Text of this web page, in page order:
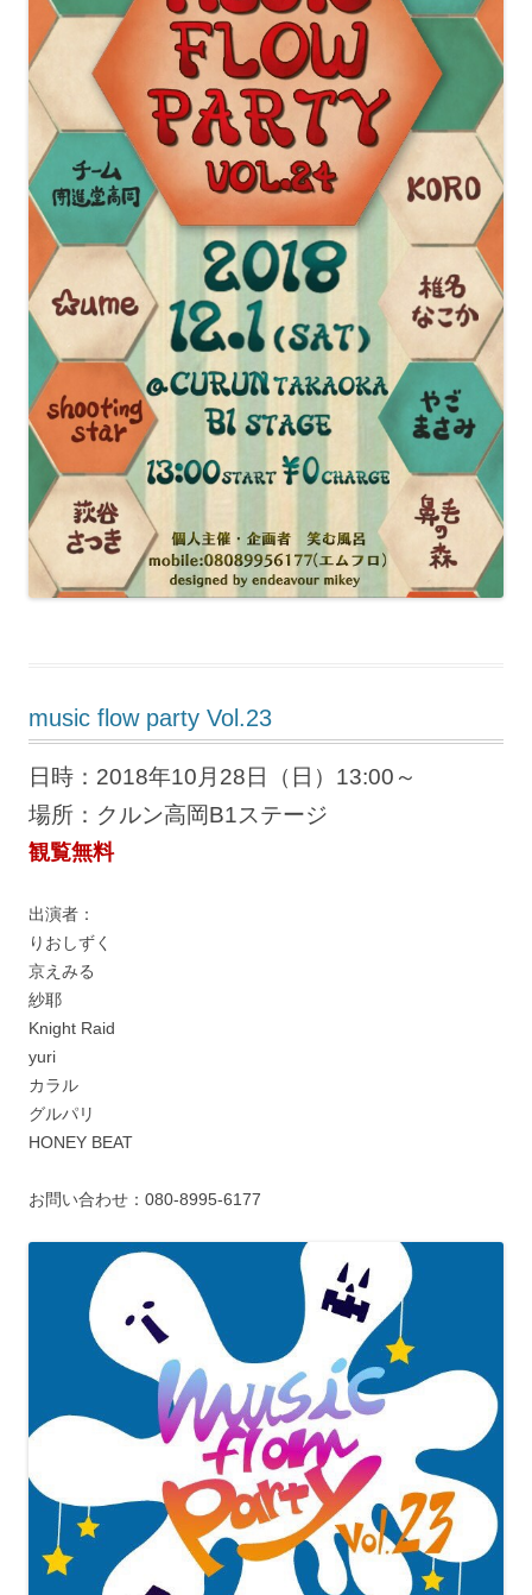
music flow party Vol.23
日時：2018年10月28日（日）13:00～
場所：クルン高岡B1ステージ
観覧無料
出演者：
りおしずく
京えみる
紗耶
Knight Raid
yuri
カラル
グルパリ
HONEY BEAT
お問い合わせ：080-8995-6177